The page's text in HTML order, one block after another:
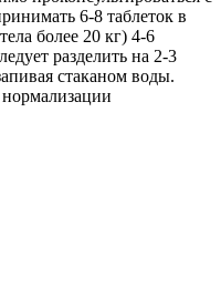
6-8 таблеток в
более 20 кг) 4-6
разделить на 2-3
стаканом воды.
нормализации